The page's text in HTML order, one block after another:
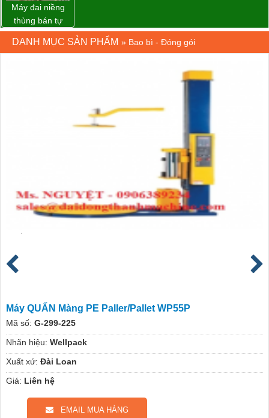
Máy đai niềng
thùng bán tự
động D53XS2
của hãng
DANH MỤC SẢN PHẨM » Bao bì - Đóng gói
Máy QUẤN Màng PE Paller/Pallet WP55P
Mã số: G-299-225
Nhãn hiệu: Wellpack
Xuất xứ: Đài Loan
Giá: Liên hệ
EMAIL MUA HÀNG